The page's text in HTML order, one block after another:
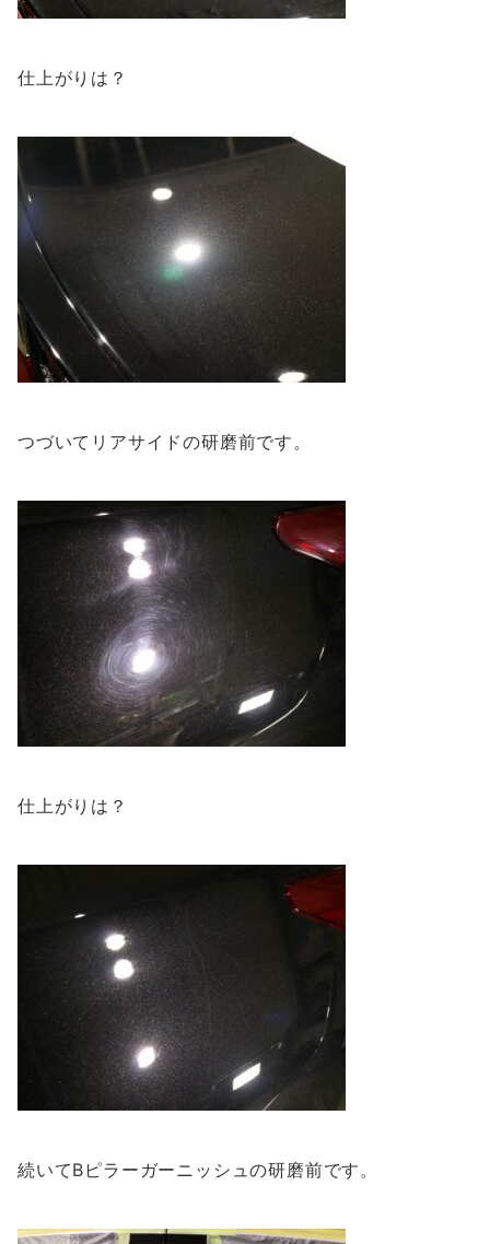
仕上がりは？
つづいてリアサイドの研磨前です。
仕上がりは？
続いてBピラーガーニッシュの研磨前です。